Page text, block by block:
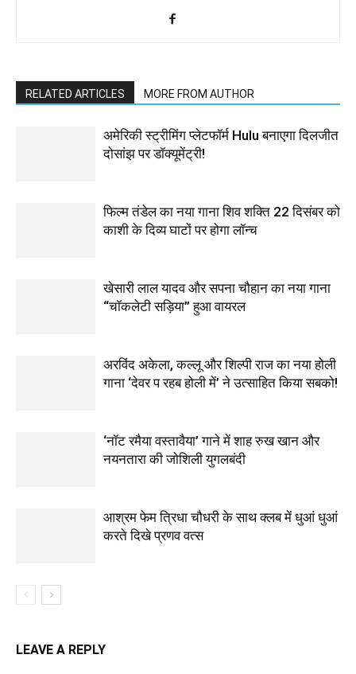
RELATED ARTICLES MORE FROM AUTHOR
अमेरिकी स्ट्रीमिंग प्लेटफॉर्म Hulu बनाएगा दिलजीत
दोसांझ पर डॉक्यूमेंट्री!
फिल्म तंडेल का नया गाना शिव शक्ति 22 दिसंबर को
काशी के दिव्य घाटों पर होगा लॉन्च
खेसारी लाल यादव और सपना चौहान का नया गाना
“चॉकलेटी सड़िया” हुआ वायरल
अरविंद अकेला, कल्लू और शिल्पी राज का नया होली
गाना ‘देवर प रहब होली में’ ने उत्साहित किया सबको!
‘नॉट रमैया वस्तावैया’ गाने में शाह रुख खान और
नयनतारा की जोशिली युगलबंदी
आश्रम फेम त्रिधा चौधरी के साथ क्लब में धुआं धुआं
करते दिखे प्रणव वत्स
LEAVE A REPLY